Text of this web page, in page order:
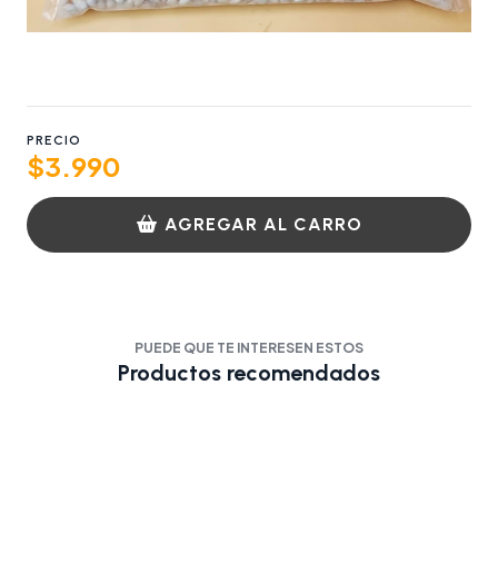
PRECIO
$3.990
AGREGAR AL CARRO
PUEDE QUE TE INTERESEN ESTOS
Productos recomendados